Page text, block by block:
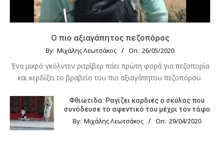
Ο πιο αξιαγάπητος πεζοπόρος
By: Μιχάλης Λεωτσάκος On: 26/05/2020
Ένα μικρό γκόλντεν ριτρίβερ πάει πρώτη φορά για πεζοπορία
και κερδίζει το βραβείο του πιο αξιαγάπητου πεζοπόρου.
Φθιώτιδα: Ραγίζει καρδιές ο σκύλος που
συνόδευσε το αφεντικό του μέχρι τον τάφο
By: Μιχάλης Λεωτσάκος On: 29/04/2020